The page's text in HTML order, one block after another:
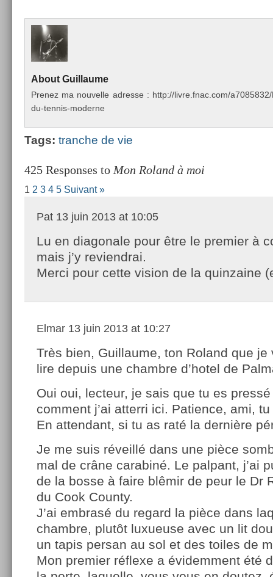
About Guil­laume
Pre­nez ma nouvel­le ad­resse : http://livre.fnac.com/
du-tennis-moderne
Tags: tranche de vie
425 Responses to Mon Roland à moi
1 2 3 4 5 Suivant »
Pat 13 juin 2013 at 10:05
Lu en diagonale pour être le premier à
mais j’y reviendrai.
Merci pour cette vision de la quinzaine
Elmar 13 juin 2013 at 10:27
Très bien, Guillaume, ton Roland que je
lire depuis une chambre d’hotel de
Oui oui, lecteur, je sais que tu es
comment j’ai atterri ici. Patience, ami,
En attendant, si tu as raté la dernière
Je me suis réveillé dans une pièce
mal de crâne carabiné. Le palpant, j’ai
de la bosse à faire blêmir de peur le Dr
du Cook County.
J’ai embrasé du regard la pièce dans
chambre, plutôt luxueuse avec un lit
un tapis persan au sol et des toiles de
Mon premier réflexe a évidemment été